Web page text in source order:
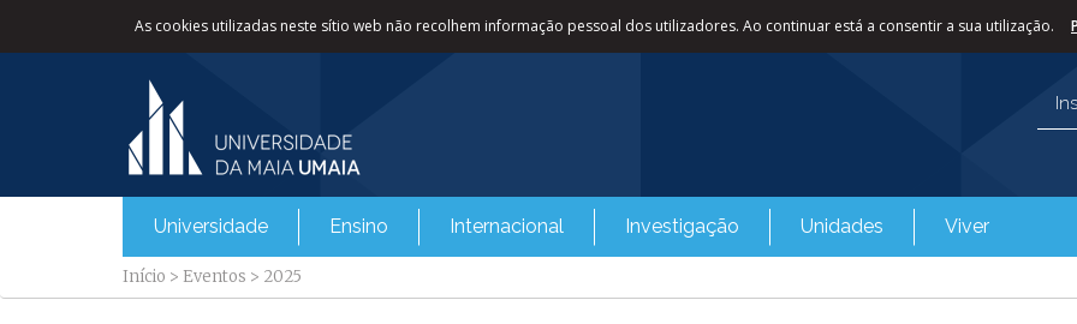
As cookies utilizadas neste sítio web não recolhem informação pessoal dos utilizadores. Ao continuar está a consentir a sua utilização.
Universidade Ensino Internacional Investigação Unidades Viver
Início > Eventos > 2025